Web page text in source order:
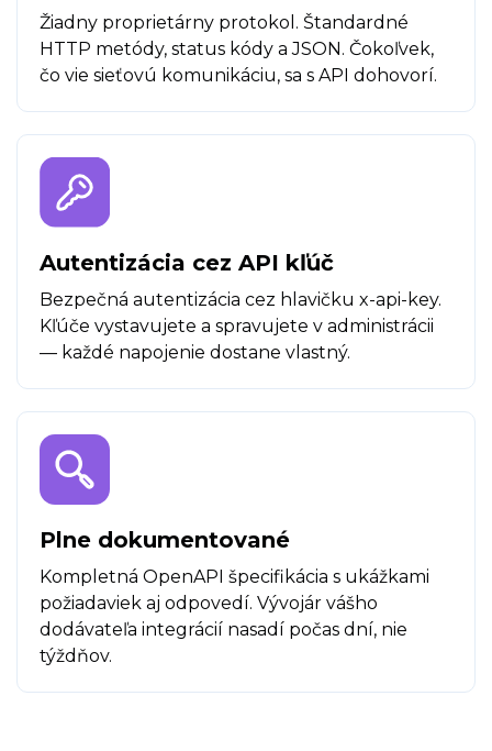
Žiadny proprietárny protokol. Štandardné
HTTP metódy, status kódy a JSON. Čokoľvek,
čo vie sieťovú komunikáciu, sa s API dohovorí.
Autentizácia cez API kľúč
Bezpečná autentizácia cez hlavičku x-api-key.
Kľúče vystavujete a spravujete v administrácii
— každé napojenie dostane vlastný.
Plne dokumentované
Kompletná OpenAPI špecifikácia s ukážkami
požiadaviek aj odpovedí. Vývojár vášho
dodávateľa integrácií nasadí počas dní, nie
týždňov.